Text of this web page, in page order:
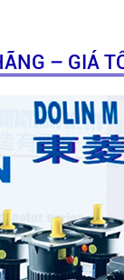
– GIÁ